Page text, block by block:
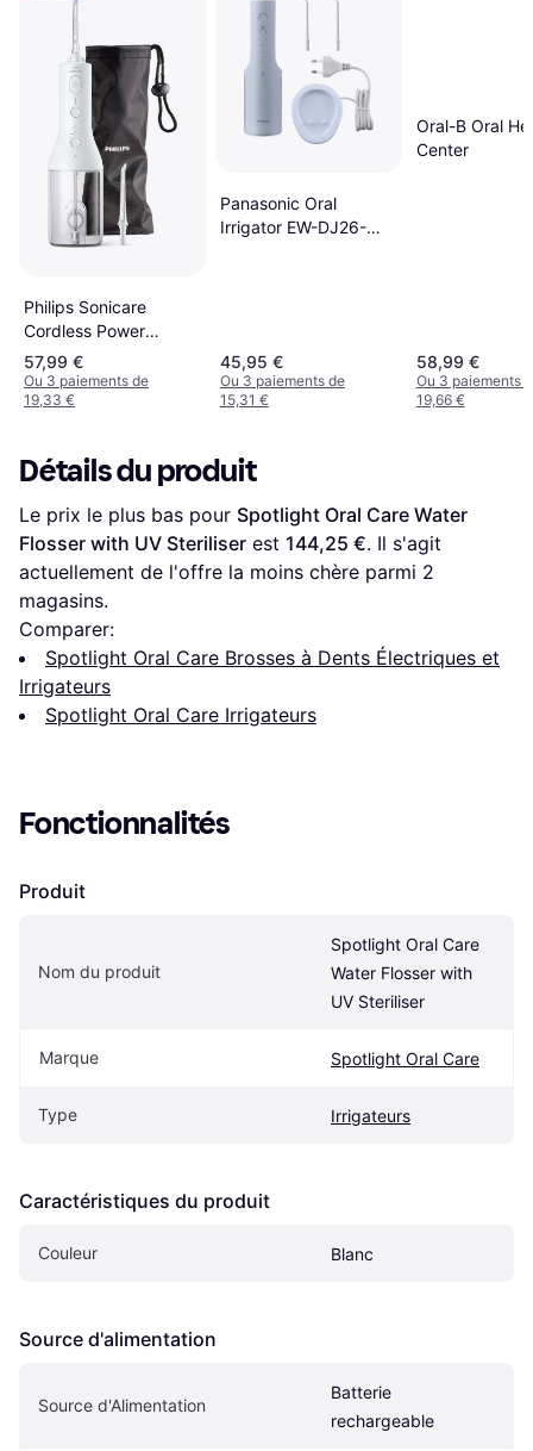
Philips Sonicare
Cordless Power
Flosser HX3826
57,99 €
Ou 3 paiements de
19,33 €
Panasonic Oral
Irrigator EW-DJ26-
45,95 €
Ou 3 paiements de
15,31 €
Oral-B Oral
Center
58,99 €
Ou 3 paiements
19,66 €
Détails du produit
Le prix le plus bas pour Spotlight Oral Care Water
Flosser with UV Steriliser est 144,25 €. Il s'agit
actuellement de l'offre la moins chère parmi 2
magasins.
Comparer:
Spotlight Oral Care Brosses à Dents Électriques et
Irrigateurs
Spotlight Oral Care Irrigateurs
Fonctionnalités
Produit
Nom du produit
Spotlight Oral Care
Water Flosser with
UV Steriliser
Marque Spotlight Oral Care
Type Irrigateurs
Caractéristiques du produit
Couleur Blanc
Source d'alimentation
Source d'Alimentation
Batterie
rechargeable